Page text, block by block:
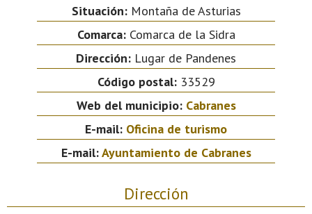
Situación:Montaña de Asturias
Comarca:Comarca de la Sidra
Dirección: Lugar de Pandenes
Código postal:33529
Web del municipio: Cabranes
E-mail: Oficina de turismo
E-mail:Ayuntamiento de Cabranes
Dirección